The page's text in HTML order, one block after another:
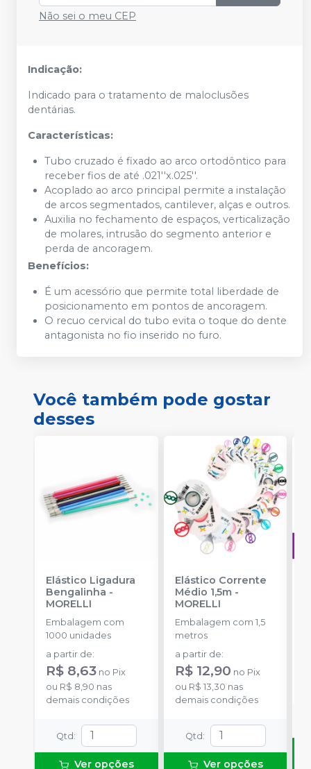
Não sei o meu CEP
Indicação:
Indicado para o tratamento de maloclusões
dentárias.
Características:
Tubo cruzado é fixado ao arco ortodôntico para
receber fios de até .021''x.025''.
Acoplado ao arco principal permite a instalação
de arcos segmentados, cantilever, alças e outros.
Auxilia no fechamento de espaços, verticalização
de molares, intrusão do segmento anterior e
perda de ancoragem.
Benefícios:
É um acessório que permite total liberdade de
posicionamento em pontos de ancoragem.
O recuo cervical do tubo evita o toque do dente
antagonista no fio inserido no furo.
Você também pode gostar
desses
Elástico Ligadura
Bengalinha -
MORELLI
Embalagem com
1000 unidades
a partir de:
R$ 8,63 no Pix
ou R$ 8,90 nas
demais condições
Qtd:
Ver opções
Elástico Corrente
Médio 1,5m-
MORELLI
Embalagem com 1,5
metros
a partir de:
R$ 12,90 no Pix
ou R$ 13,30 nas
demais condições
Qtd:
Ver opções